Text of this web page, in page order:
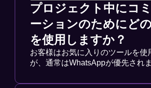
プロジェクト中にコ
ーションのためにど
を使用しますか？
お客様はお気に入りのツールを使
が、通常はWhatsAppが優先されま